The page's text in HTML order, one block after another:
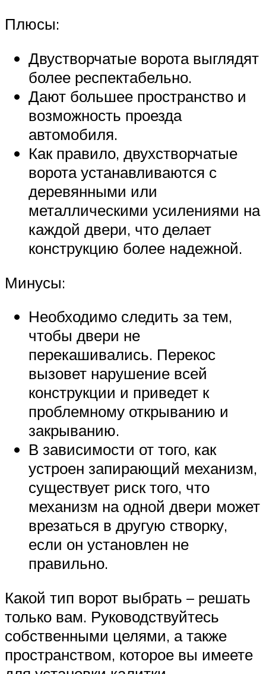
Плюсы:
Двустворчатые ворота выглядят
более респектабельно.
Дают большее пространство и
возможность проезда
автомобиля.
Как правило, двухстворчатые
ворота устанавливаются с
деревянными или
металлическими усилениями на
каждой двери, что делает
конструкцию более надежной.
Минусы:
Необходимо следить за тем,
чтобы двери не
перекашивались. Перекос
вызовет нарушение всей
конструкции и приведет к
проблемному открыванию и
закрыванию.
В зависимости от того, как
устроен запирающий механизм,
существует риск того, что
механизм на одной двери может
врезаться в другую створку,
если он установлен не
правильно.
Какой тип ворот выбрать – решать
только вам. Руководствуйтесь
собственными целями, а также
пространством, которое вы имеете